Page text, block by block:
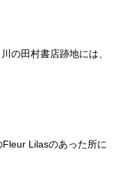
の田村書店跡地には、
Lilasのあった所に